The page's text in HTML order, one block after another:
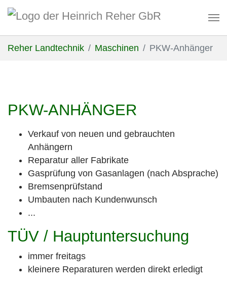
Reher Landtechnik Maschinen PKW-Anhänger
PKW-ANHÄNGER
Verkauf von neuen und gebrauchten
Anhängern
Reparatur aller Fabrikate
Gasprüfung von Gasanlagen (nach Absprache)
Bremsenprüfstand
Umbauten nach Kundenwunsch
...
TÜV / Hauptuntersuchung
immer freitags
kleinere Reparaturen werden direkt erledigt